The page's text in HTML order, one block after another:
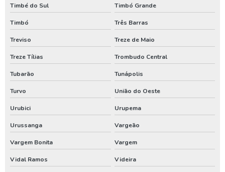
Timbé do Sul Timbó Grande
Timbó Três Barras
Treviso Treze de Maio
Treze Tílias Trombudo Central
Tubarão Tunápolis
Turvo União do Oeste
Urubici Urupema
Urussanga Vargeão
Vargem Bonita Vargem
Vidal Ramos Videira